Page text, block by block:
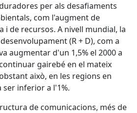
per als desafiaments
com l'augment de
i de recursos. A nivell mundial, la
(R + D), com a
augmentar d'un 1,5% el 2000 a
gairebé en el mateix
això, en les regions en
inferior a l'1%.
de comunicacions, més de